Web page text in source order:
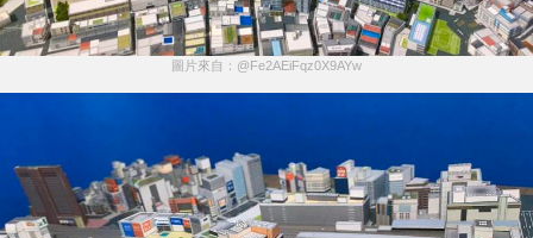
圖片來自：@Fe2AEiFqz0X9AYw